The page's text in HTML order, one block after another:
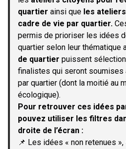
quartier ainsi que les
cadre de vie par quartier.
permis de prioriser les idées
quartier selon leur thématique
de quartier puissent
finalistes qui seront soumises
par quartier (dont la moitié au
écologique).
Pour retrouver ces idées
pouvez utiliser les filtres
droite de l’écran :
📌 Les idées « non retenues